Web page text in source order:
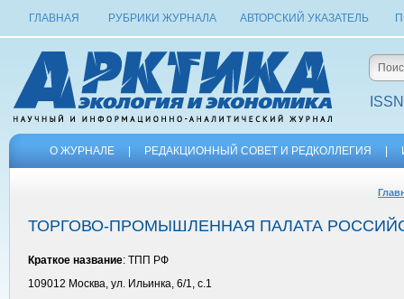
ГЛАВНАЯ РУБРИКИ ЖУРНАЛА АВТОРСКИЙ УКАЗАТЕЛЬ
О ЖУРНАЛЕ РЕДАКЦИОННЫЙ СОВЕТ И РЕДКОЛЛЕГИЯ
ТОРГОВО-ПРОМЫШЛЕННАЯ ПАЛАТА
Краткое название: ТПП РФ
109012 Москва, ул. Ильинка, 6/1, c.1